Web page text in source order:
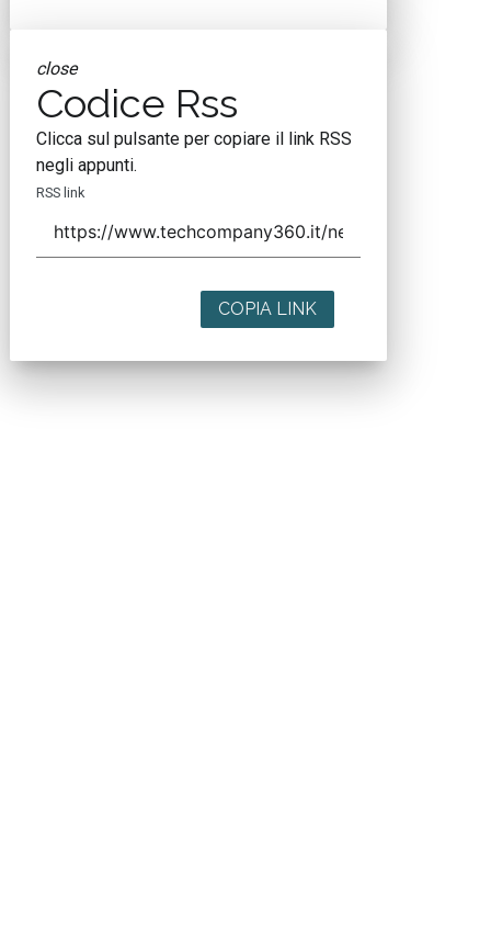
close
Codice Rss
Clicca sul pulsante per copiare il link RSS
negli appunti.
RSS link
COPIA LINK